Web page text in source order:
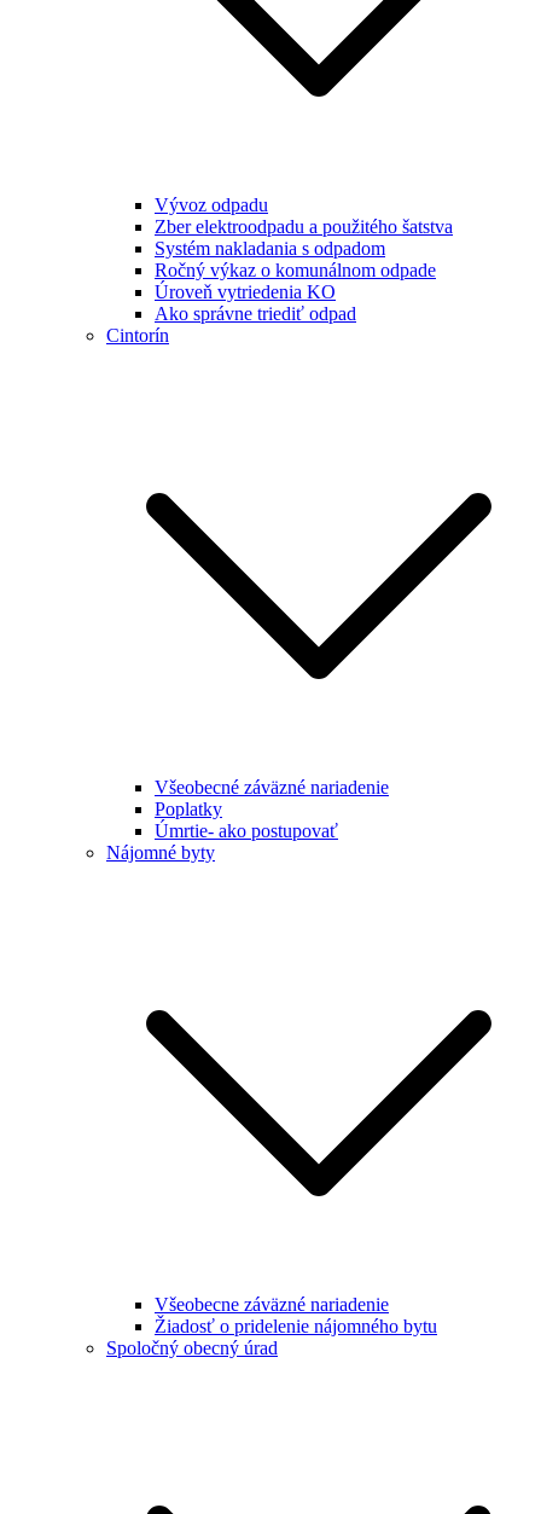
Vývoz odpadu
Zber elektroodpadu a použitého šatstva
Systém nakladania s odpadom
Ročný výkaz o komunálnom odpade
Úroveň vytriedenia KO
Ako správne triediť odpad
Cintorín
Všeobecné záväzné nariadenie
Poplatky
Úmrtie- ako postupovať
Nájomné byty
Všeobecne záväzné nariadenie
Žiadosť o pridelenie nájomného bytu
Spoločný obecný úrad